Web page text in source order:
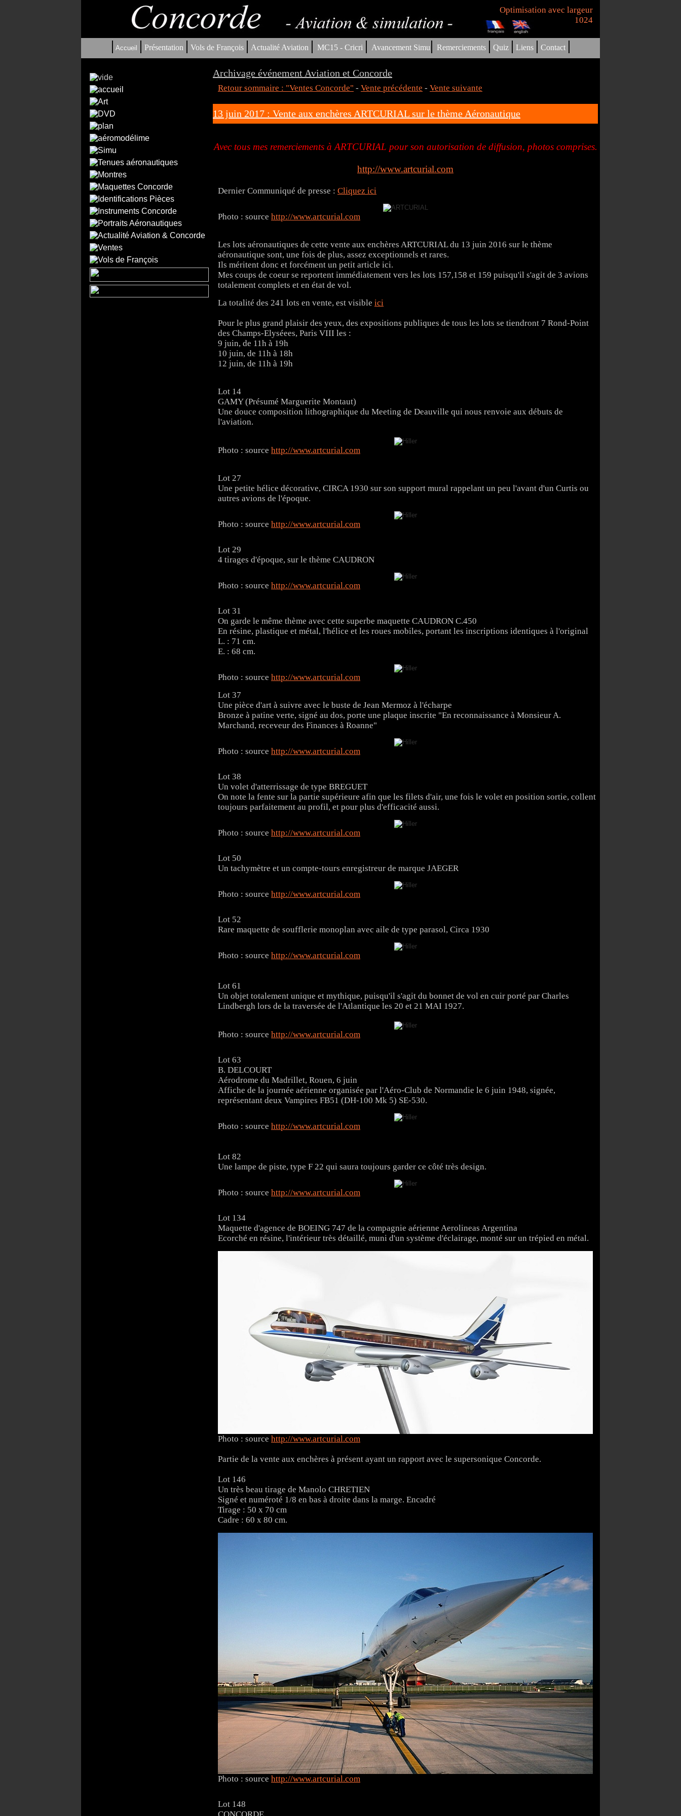
Optimisation avec largeur
1024
| Accueil | Présentation | Vols de François | Actualité Aviation | MC15 - Cricri | Avancement Simu| Remerciements | Quiz | Liens | Contact |
Archivage événement Aviation et Concorde
Retour sommaire : "Ventes Concorde" - Vente précédente - Vente suivante
13 juin 2017 : Vente aux enchères ARTCURIAL sur le thème Aéronautique
Avec tous mes remerciements à ARTCURIAL pour son autorisation de diffusion, photos comprises.
http://www.artcurial.com
Dernier Communiqué de presse : Cliquez ici
Photo : source http://www.artcurial.com
Les lots aéronautiques de cette vente aux enchères ARTCURIAL du 13 juin 2016 sur le thème
aéronautique sont, une fois de plus, assez exceptionnels et rares.
Ils méritent donc et forcément un petit article ici.
Mes coups de coeur se reportent immédiatement vers les lots 157,158 et 159 puisqu'il s'agit de 3 avions
totalement complets et en état de vol.
La totalité des 241 lots en vente, est visible ici
Pour le plus grand plaisir des yeux, des expositions publiques de tous les lots se tiendront 7 Rond-Point
des Champs-Elyséees, Paris VIII les :
9 juin, de 11h à 19h
10 juin, de 11h à 18h
12 juin, de 11h à 19h
Lot 14
GAMY (Présumé Marguerite Montaut)
Une douce composition lithographique du Meeting de Deauville qui nous renvoie aux débuts de
l'aviation.
Photo : source http://www.artcurial.com
Lot 27
Une petite hélice décorative, CIRCA 1930 sur son support mural rappelant un peu l'avant d'un Curtis ou
autres avions de l'époque.
Photo : source http://www.artcurial.com
Lot 29
4 tirages d'époque, sur le thème CAUDRON
Photo : source http://www.artcurial.com
Lot 31
On garde le même thème avec cette superbe maquette CAUDRON C.450
En résine, plastique et métal, l'hélice et les roues mobiles, portant les inscriptions identiques à l'original
L. : 71 cm.
E. : 68 cm.
Photo : source http://www.artcurial.com
Lot 37
Une pièce d'art à suivre avec le buste de Jean Mermoz à l'écharpe
Bronze à patine verte, signé au dos, porte une plaque inscrite "En reconnaissance à Monsieur A.
Marchand, receveur des Finances à Roanne"
Photo : source http://www.artcurial.com
Lot 38
Un volet d'atterrissage de type BREGUET
On note la fente sur la partie supérieure afin que les filets d'air, une fois le volet en position sortie, collent
toujours parfaitement au profil, et pour plus d'efficacité aussi.
Photo : source http://www.artcurial.com
Lot 50
Un tachymètre et un compte-tours enregistreur de marque JAEGER
Photo : source http://www.artcurial.com
Lot 52
Rare maquette de soufflerie monoplan avec aile de type parasol, Circa 1930
Photo : source http://www.artcurial.com
Lot 61
Un objet totalement unique et mythique, puisqu'il s'agit du bonnet de vol en cuir porté par Charles
Lindbergh lors de la traversée de l'Atlantique les 20 et 21 MAI 1927.
Photo : source http://www.artcurial.com
Lot 63
B. DELCOURT
Aérodrome du Madrillet, Rouen, 6 juin
Affiche de la journée aérienne organisée par l'Aéro-Club de Normandie le 6 juin 1948, signée,
représentant deux Vampires FB51 (DH-100 Mk 5) SE-530.
Photo : source http://www.artcurial.com
Lot 82
Une lampe de piste, type F 22 qui saura toujours garder ce côté très design.
Photo : source http://www.artcurial.com
Lot 134
Maquette d'agence de BOEING 747 de la compagnie aérienne Aerolineas Argentina
Ecorché en résine, l'intérieur très détaillé, muni d'un système d'éclairage, monté sur un trépied en métal.
Photo : source http://www.artcurial.com
Partie de la vente aux enchères à présent ayant un rapport avec le supersonique Concorde.
Lot 146
Un très beau tirage de Manolo CHRETIEN
Signé et numéroté 1/8 en bas à droite dans la marge. Encadré
Tirage : 50 x 70 cm
Cadre : 60 x 80 cm.
Photo : source http://www.artcurial.com
Lot 148